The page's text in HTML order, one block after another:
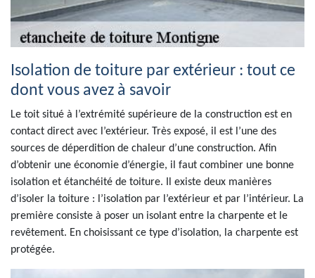
Isolation de toiture par extérieur : tout ce
dont vous avez à savoir
Le toit situé à l’extrémité supérieure de la construction est en
contact direct avec l’extérieur. Très exposé, il est l’une des
sources de déperdition de chaleur d’une construction. Afin
d’obtenir une économie d’énergie, il faut combiner une bonne
isolation et étanchéité de toiture. Il existe deux manières
d’isoler la toiture : l’isolation par l’extérieur et par l’intérieur. La
première consiste à poser un isolant entre la charpente et le
revêtement. En choisissant ce type d’isolation, la charpente est
protégée.